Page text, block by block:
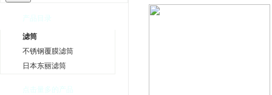
产品目录
滤筒
不锈钢覆膜滤筒
日本东丽滤筒
点击量多的产品